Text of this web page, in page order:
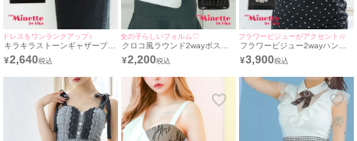
ドレスをワンランクアップ♪
キラキラストーンギャザープリ
ーツデザイン2wayクラッチバ
ッグ
¥2,640
女の子らしいフォルム♡
クロコ風ラウンド2wayボスト
ンハンドミニバッグ
¥2,200
フラワービジューがアクセント☆
フラワービジュー2wayハンド
ミニバッグ
¥3,900